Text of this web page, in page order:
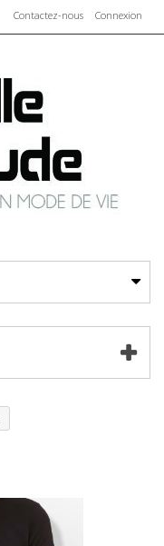
Connexion
Contactez-nous